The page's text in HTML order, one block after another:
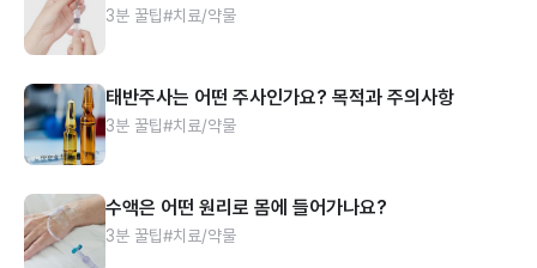
3분 꿀팁#치료/약물
태반주사는 어떤 주사인가요? 목적과 주의사항
3분 꿀팁#치료/약물
수액은 어떤 원리로 몸에 들어가나요?
3분 꿀팁#치료/약물